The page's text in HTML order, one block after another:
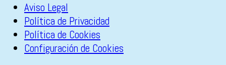
Aviso Legal
Política de Privacidad
Política de Cookies
Configuración de Cookies